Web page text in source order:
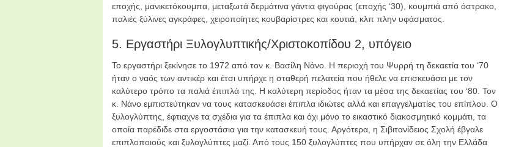
εποχής, μανικετόκουμπα, μεταξωτά δερμάτινα γάντια φιγούρας (εποχής ‘30), κουμπιά από όστρακο,
παλιές ξύλινες αγκράφες, χειροποίητες κουβαρίστρες και κουτιά, κλπ πλην υφάσματος.
5. Εργαστήρι Ξυλογλυπτικής/Χριστοκοπίδου 2, υπόγειο
To εργαστήρι ξεκίνησε το 1972 από τον κ. Βασίλη Νάνο. Η περιοχή του Ψυρρή τη δεκαετία του ‘70
ήταν ο ναός των αντικέρ και έτσι υπήρχε η σταθερή πελατεία που ήθελε να επισκευάσει με τον
καλύτερο τρόπο τα παλιά έπιπλά της. Η καλύτερη περίοδος ήταν τα μέσα της δεκαετίας του ‘80. Τον
κ. Νάνο εμπιστεύτηκαν να τους κατασκευάσει έπιπλα ιδιώτες αλλά και επαγγελματίες του επίπλου. Ο
ξυλογλύπτης, έφτιαχνε τα σχέδια για τα έπιπλα και όχι μόνο το εικαστικό διακοσμητικό κομμάτι, τα
οποία παρέδιδε στα εργοστάσια για την κατασκευή τους. Αργότερα, η Σιβιτανίδειος Σχολή έβγαλε
επιπλοποιούς και ξυλογλύπτες μαζί. Από τους 150 ξυλογλύπτες που υπήρχαν σε όλη την Ελλάδα